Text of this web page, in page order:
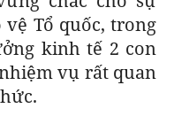
Tổ quốc, trong
kinh tế 2 con
vụ rất quan